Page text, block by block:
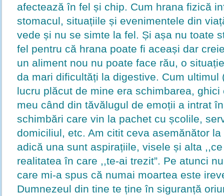
afectează în fel și chip. Cum hrana fizică
stomacul, situațiile și evenimentele din
vede și nu se simte la fel. Și așa nu toate
fel pentru că hrana poate fi aceași dar
un aliment nou nu poate face rău, o
da mari dificultăți la digestive. Cum ultimul
lucru plăcut de mine era schimbarea,
meu când din tăvălugul de emoții a intrat
schimbări care vin la pachet cu școlile,
domiciliul, etc. Am citit ceva asemănător
adică una sunt aspirațiile, visele și alta
realitatea în care ,,te-ai trezit”. Pe atunci
care mi-a spus că numai moartea este
Dumnezeul din tine te ține în siguranță